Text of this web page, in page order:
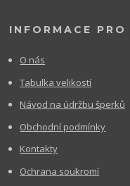
INFORMACE
O nás
Tabulka velikostí
Návod na údržbu šperků
Obchodní podmínky
Kontakty
Ochrana soukromí